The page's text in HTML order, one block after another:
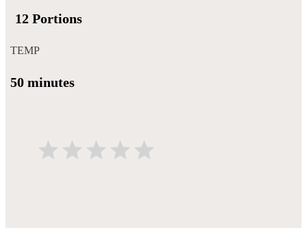
12 Portions
TEMP
50 minutes